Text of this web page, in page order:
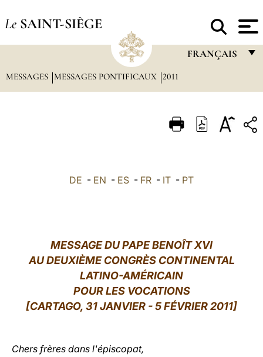
Le SAINT-SIÈGE
FRANÇAIS
ITALIANO
العربيّة
中文
MESSAGES MESSAGES PONTIFICAUX 2011
DE - EN - ES - FR - IT - PT
MESSAGE DU PAPE BENOÎT XVI
AU DEUXIÈME CONGRÈS CONTINENTAL
LATINO-AMÉRICAIN
POUR LES VOCATIONS
[CARTAGO, 31 JANVIER - 5 FÉVRIER 2011]
Chers frères dans l'épiscopat,